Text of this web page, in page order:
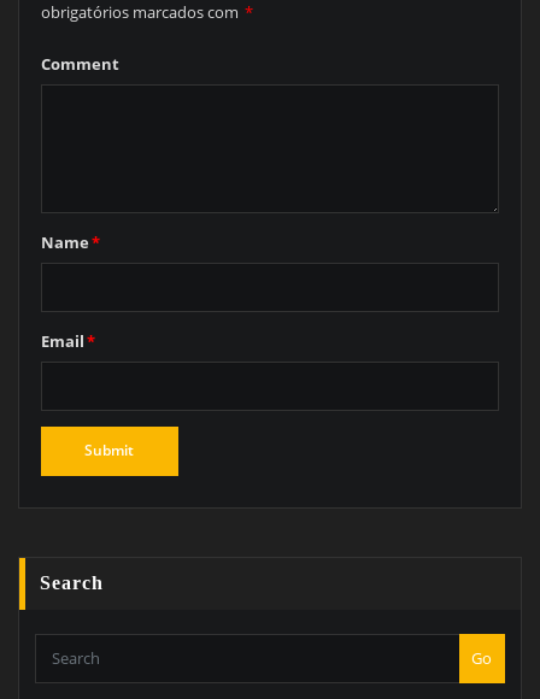
obrigatórios marcados com *
Comment
Name*
Email*
Search
Go